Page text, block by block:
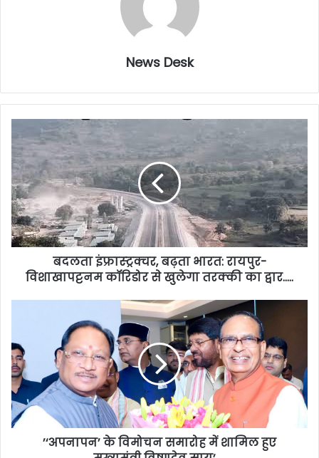
News Desk
बदलता इंफ्रास्ट्रक्चर, बढ़ता भारत: रायपुर-
विशाखापट्टनम कॉरिडोर से खुलेगा तरक्की का द्वार…..
’‘अपनापन’ के विमोचन समारोह में शामिल हुए